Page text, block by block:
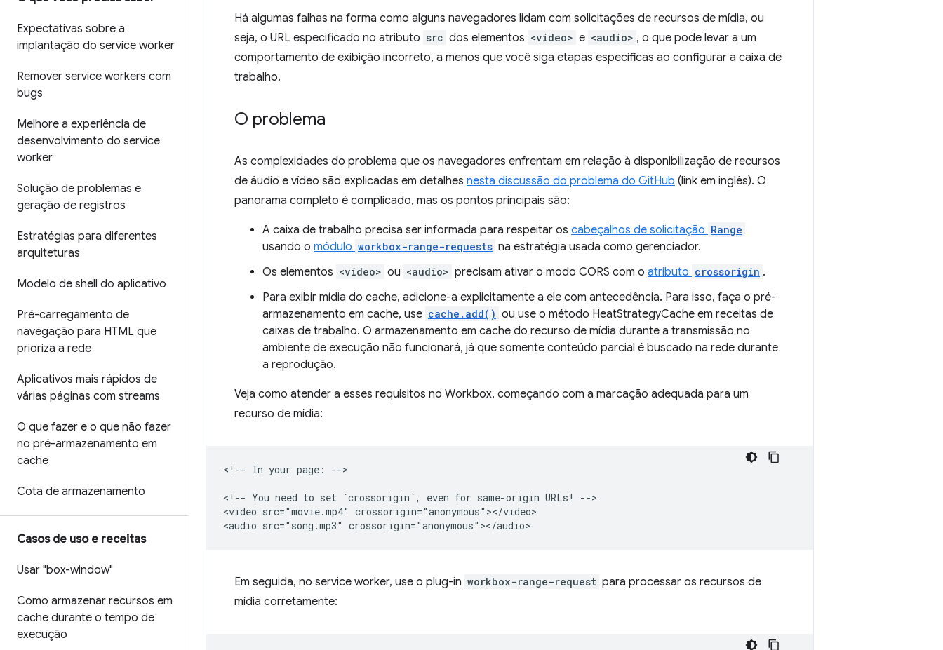
Expectativas sobre a
implantação do service worker
Remover service workers com
bugs
Melhore a experiência de
desenvolvimento do service
worker
Solução de problemas e
geração de registros
Estratégias para diferentes
arquiteturas
Modelo de shell do aplicativo
Pré-carregamento de
navegação para HTML que
prioriza a rede
Aplicativos mais rápidos de
várias páginas com streams
O que fazer e o que não fazer
no pré-armazenamento em
cache
Cota de armazenamento
Casos de uso e receitas
Usar "box-window"
Como armazenar recursos em
cache durante o tempo de
execução
Há algumas falhas na forma como alguns navegadores lidam com solicitações de recursos de mídia, ou
seja, o URL especificado no atributo src dos elementos <video> e <audio> , o que pode levar a um
comportamento de exibição incorreto, a menos que você siga etapas específicas ao configurar a caixa de
trabalho.
O problema
As complexidades do problema que os navegadores enfrentam em relação à disponibilização de recursos
de áudio e vídeo são explicadas em detalhes nesta discussão do problema do GitHub (link em inglês). O
panorama completo é complicado, mas os pontos principais são:
A caixa de trabalho precisa ser informada para respeitar os cabeçalhos de solicitação Range
usando o módulo workbox-range-requests na estratégia usada como gerenciador.
Os elementos <video> ou <audio> precisam ativar o modo CORS com o atributo crossorigin .
Para exibir mídia do cache, adicione-a explicitamente a ele com antecedência. Para isso, faça o pré-
armazenamento em cache, use cache.add() ou use o método HeatStrategyCache em receitas de
caixas de trabalho. O armazenamento em cache do recurso de mídia durante a transmissão no
ambiente de execução não funcionará, já que somente conteúdo parcial é buscado na rede durante
a reprodução.
Veja como atender a esses requisitos no Workbox, começando com a marcação adequada para um
recurso de mídia:
<!-- In your page: -->
<!-- You need to set `crossorigin`, even for same-origin URLs! -->
<video src="movie.mp4" crossorigin="anonymous"></video>
Em seguida, no service worker, use o plug-in workbox-range-request para processar os recursos de
mídia corretamente: